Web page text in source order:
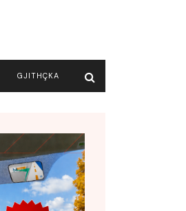
GJITHÇKA